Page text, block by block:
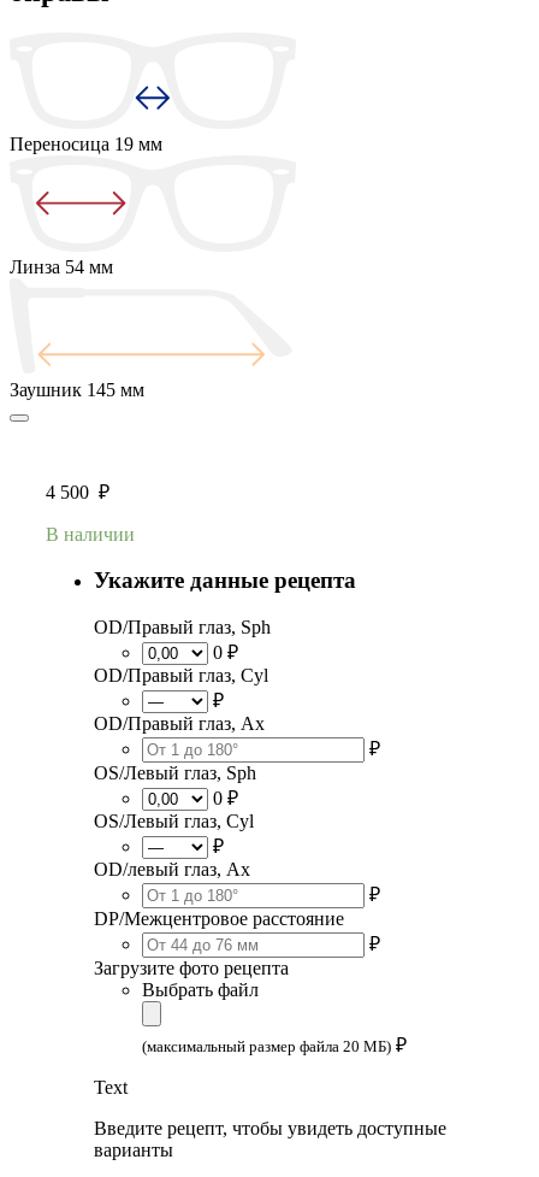
Переносица 19 мм
Линза 54 мм
Заушник 145 мм
4 500 ₽
В наличии
Укажите данные рецепта
OD/Правый глаз, Sph
0 ₽
OD/Правый глаз, Cyl
₽
OD/Правый глаз, Ax
₽
OS/Левый глаз, Sph
0 ₽
OS/Левый глаз, Cyl
₽
OD/левый глаз, Ax
₽
DP/Межцентровое расстояние
₽
Загрузите фото рецепта
Выбрать файл
(максимальный размер файла 20 МБ) ₽
Text
Введите рецепт, чтобы увидеть доступные
варианты